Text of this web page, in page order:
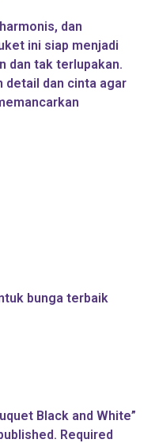
dan
ini siap menjadi
dan tak terlupakan.
detail dan cinta agar
bunga terbaik
Black and White”
Required